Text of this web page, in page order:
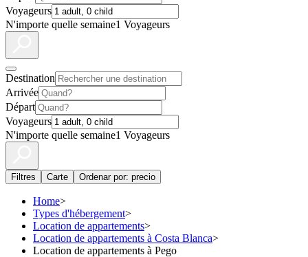
Voyageurs
N'importe quelle semaine1 Voyageurs
Destination
Arrivée
Départ
Voyageurs
N'importe quelle semaine1 Voyageurs
Filtres Carte Ordenar por: precio
Home>
Types d'hébergement>
Location de appartements>
Location de appartements à Costa Blanca>
Location de appartements à Pego